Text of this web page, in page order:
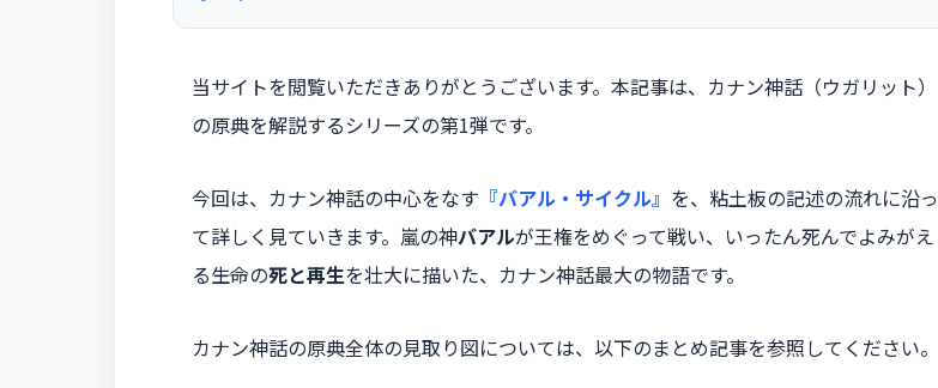
当サイトを閲覧いただきありがとうございます。本記事は、カナン神話（ウガリット）
の原典を解説するシリーズの第1弾です。
今回は、カナン神話の中心をなす 『バアル・サイクル』 を、粘土板の記述の流れに沿っ
て詳しく見ていきます。嵐の神バアルが王権をめぐって戦い、いったん死んでよみがえ
る――生命の死と再生を壮大に描いた、カナン神話最大の物語です。
カナン神話の原典全体の見取り図については、以下のまとめ記事を参照してください。